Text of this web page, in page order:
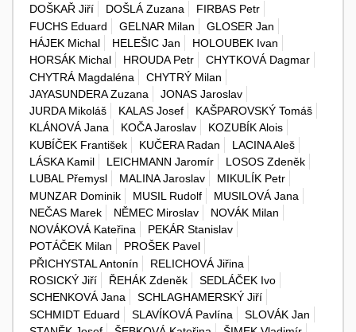
DOŠKAŘ Jiří
DOŠLÁ Zuzana
FIRBAS Petr
FUCHS Eduard
GELNAR Milan
GLOSER Jan
HÁJEK Michal
HELEŠIC Jan
HOLOUBEK Ivan
HORSÁK Michal
HROUDA Petr
CHYTKOVÁ Dagmar
CHYTRÁ Magdaléna
CHYTRÝ Milan
JAYASUNDERA Zuzana
JONAS Jaroslav
JURDA Mikoláš
KALAS Josef
KAŠPAROVSKÝ Tomáš
KLÁNOVÁ Jana
KOČA Jaroslav
KOZUBÍK Alois
KUBÍČEK František
KUČERA Radan
LACINA Aleš
LÁSKA Kamil
LEICHMANN Jaromír
LOSOS Zdeněk
LUBAL Přemysl
MALINA Jaroslav
MIKULÍK Petr
MUNZAR Dominik
MUSIL Rudolf
MUSILOVÁ Jana
NEČAS Marek
NĚMEC Miroslav
NOVÁK Milan
NOVÁKOVÁ Kateřina
PEKÁR Stanislav
POTÁČEK Milan
PROŠEK Pavel
PŘICHYSTAL Antonín
RELICHOVÁ Jiřina
ROSICKÝ Jiří
ŘEHÁK Zdeněk
SEDLÁČEK Ivo
SCHENKOVÁ Jana
SCHLAGHAMERSKÝ Jiří
SCHMIDT Eduard
SLAVÍKOVÁ Pavlína
SLOVÁK Jan